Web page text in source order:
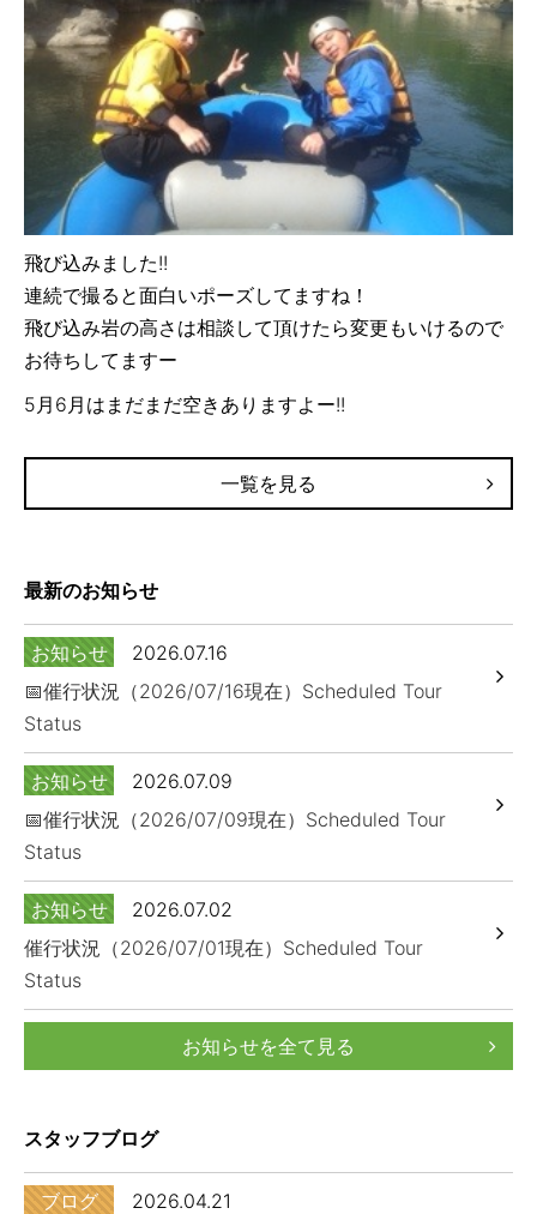
飛び込みました!!
連続で撮ると面白いポーズしてますね！
飛び込み岩の高さは相談して頂けたら変更もいけるので
お待ちしてますー
5月6月はまだまだ空きありますよー!!
一覧を見る
最新のお知らせ
お知らせ
2026.07.16
📅催行状況（2026/07/16現在）Scheduled Tour
Status
お知らせ
2026.07.09
📅催行状況（2026/07/09現在）Scheduled Tour
Status
お知らせ
2026.07.02
催行状況（2026/07/01現在）Scheduled Tour
Status
お知らせを全て見る
スタッフブログ
ブログ
2026.04.21